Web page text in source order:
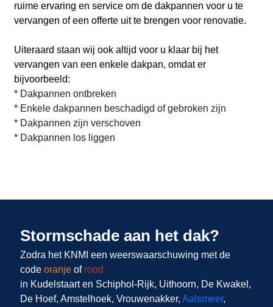
ruime ervaring en service om de dakpannen voor u te
vervangen of een offerte uit te brengen voor renovatie.
Uiteraard staan wij ook altijd voor u klaar bij het
vervangen van een enkele dakpan, omdat er
bijvoorbeeld:
* Dakpannen ontbreken
* Enkele dakpannen beschadigd of gebroken zijn
* Dakpannen zijn verschoven
* Dakpannen los liggen
Stormschade aan het dak?
Zodra het KNMI een weerswaarschuwing met de
code oranje of rood
in Kudelstaart en Schiphol-Rijk, Uithoorn, De Kwakel,
De Hoef, Amstelhoek, Vrouwenakker, Aalsmeer,